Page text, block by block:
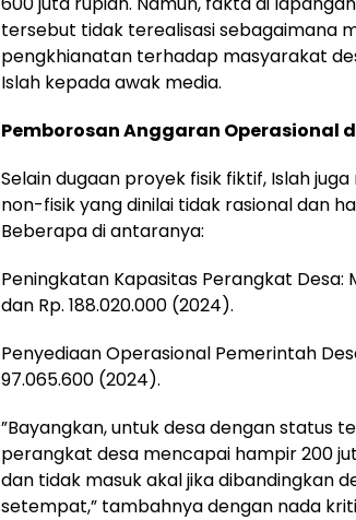
tersebut tidak terealisasi sebagaimana
pengkhianatan terhadap masyarakat
Islah kepada awak media.
Pemborosan Anggaran Operasional
​Selain dugaan proyek fisik fiktif, Islah
non-fisik yang dinilai tidak rasional dan
Beberapa di antaranya:
​Peningkatan Kapasitas Perangkat Desa:
dan Rp. 188.020.000 (2024).
​Penyediaan Operasional Pemerintah
97.065.600 (2024).
​”Bayangkan, untuk desa dengan status
perangkat desa mencapai hampir 200
dan tidak masuk akal jika dibandingkan
setempat,” tambahnya dengan nada